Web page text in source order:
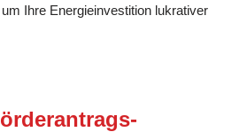
Ihre Energieinvestition lukrativer